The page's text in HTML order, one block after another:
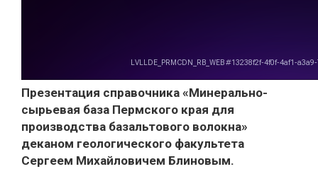
Презентация справочника «Минерально-
сырьевая база Пермского края для
производства базальтового волокна»
деканом геологического факультета
Сергеем Михайловичем Блиновым.